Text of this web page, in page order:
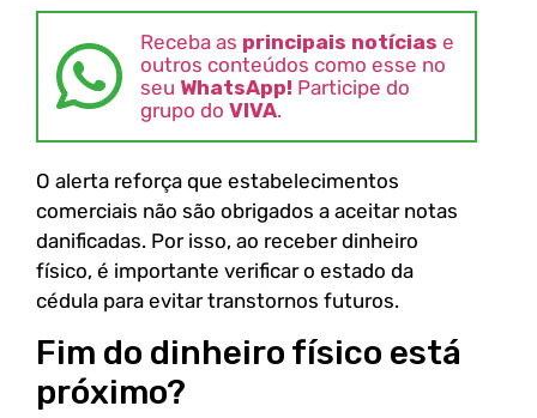
Receba as principais notícias e
outros conteúdos como esse no
seu WhatsApp! Participe do
grupo do VIVA.
O alerta reforça que estabelecimentos
comerciais não são obrigados a aceitar notas
danificadas. Por isso, ao receber dinheiro
físico, é importante verificar o estado da
cédula para evitar transtornos futuros.
Fim do dinheiro físico está
próximo?